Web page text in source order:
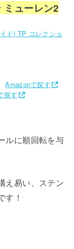
ミューレン2
ド) TP コレクショ
Amazonで探す
探す
ルに順回転を与
え易い、ステン
す！